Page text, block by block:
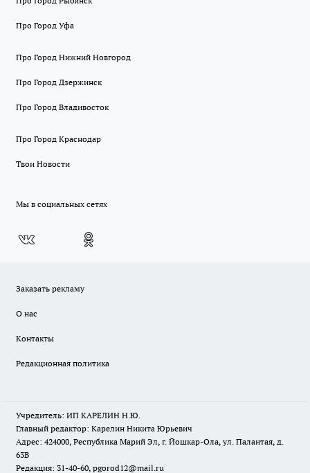
Про Город Уфа
Про Город Нижний Новгород
Про Город Дзержинск
Про Город Владивосток
Про Город Краснодар
Твои Новости
Мы в социальных сетях
Заказать рекламу
О нас
Контакты
Редакционная политика
Учредитель: ИП КАРЕЛИН Н.Ю.
Главный редактор: Карелин Никита Юрьевич
Адрес: 424000, Республика Марий Эл, г. Йошкар-Ола, ул. Палантая, д.
63В
Редакция: 31-40-60, pgorod12@mail.ru